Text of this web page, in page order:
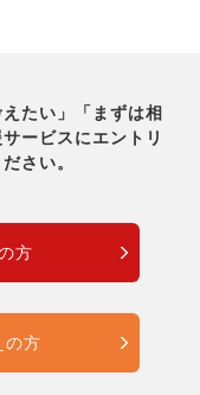
たい」「まずは相
ービスにエントリ
さい。
方
の方